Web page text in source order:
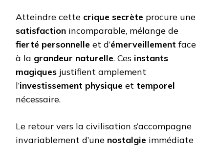
Atteindre cette crique secrète procure une
satisfaction incomparable, mélange de
fierté personnelle et d’émerveillement face
à la grandeur naturelle. Ces instants
magiques justifient amplement
l’investissement physique et temporel
nécessaire.
Le retour vers la civilisation s’accompagne
invariablement d’une nostalgie immédiate